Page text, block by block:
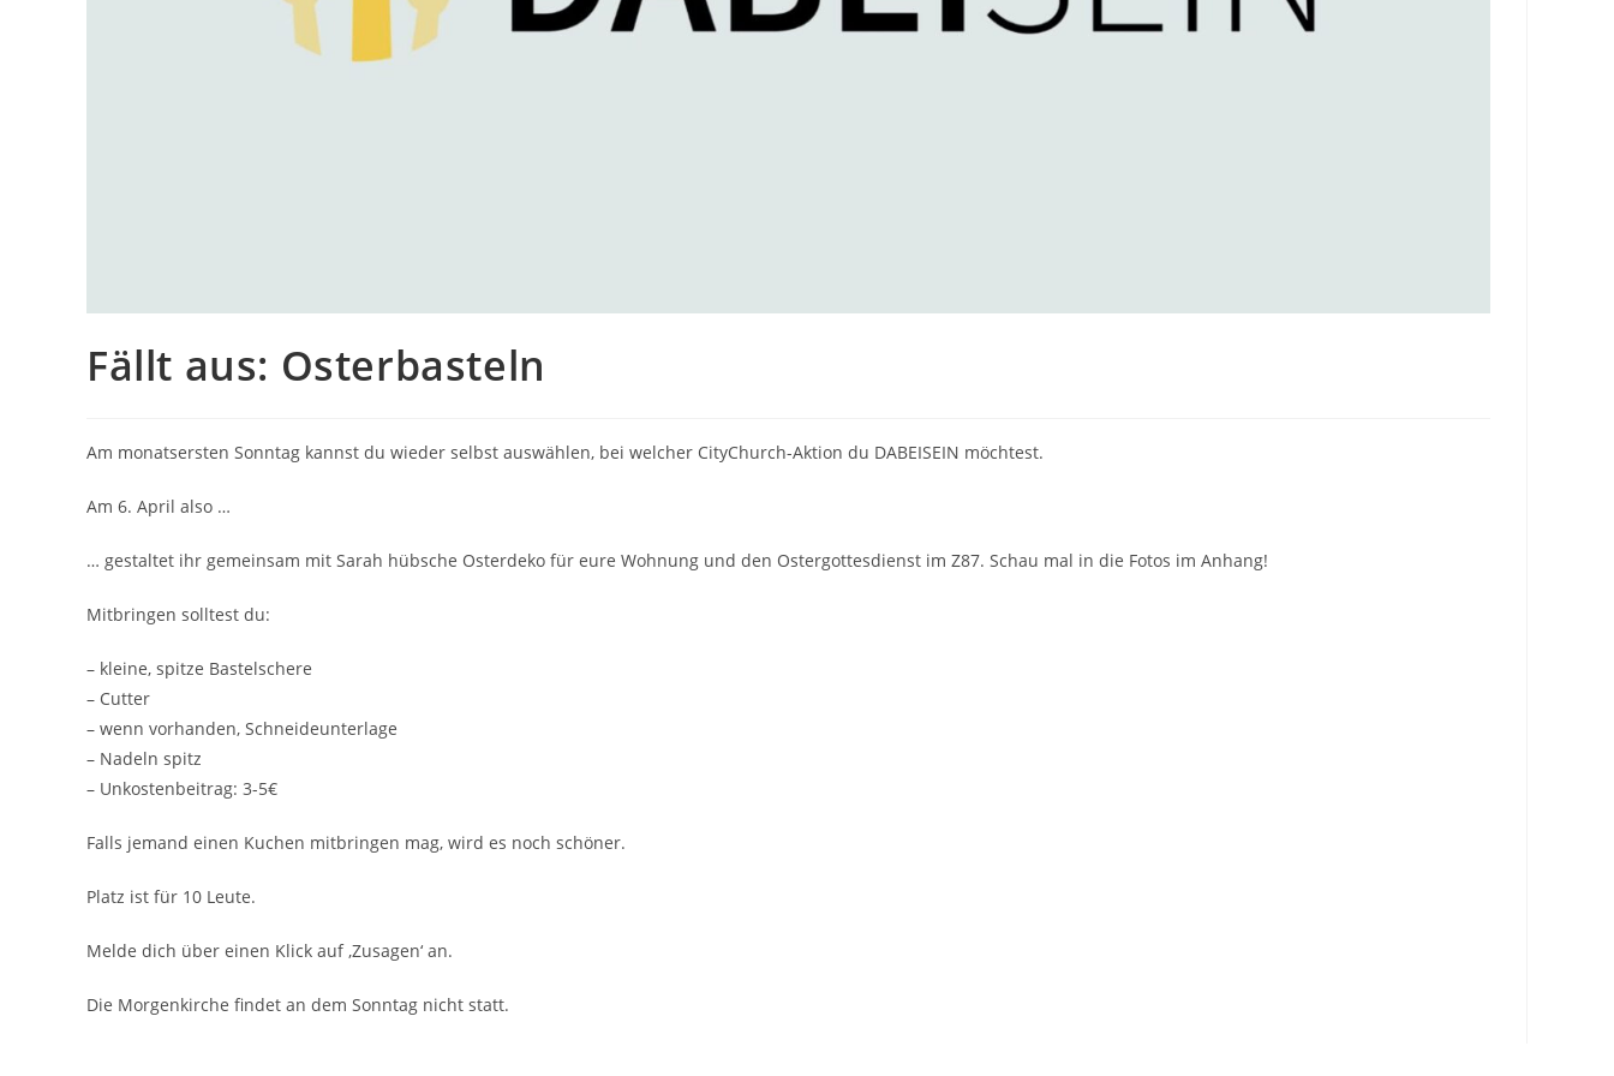
Fällt aus: Osterbasteln
Am monatsersten Sonntag kannst du wieder selbst auswählen, bei welcher CityChurch-Aktion du DABEISEIN möchtest.
Am 6. April also …
… gestaltet ihr gemeinsam mit Sarah hübsche Osterdeko für eure Wohnung und den Ostergottesdienst im Z87. Schau mal in die Fotos im Anhang!
Mitbringen solltest du:
– kleine, spitze Bastelschere
– ⁠Cutter
– ⁠wenn vorhanden, Schneideunterlage
– ⁠Nadeln spitz
– Unkostenbeitrag: 3-5€
Falls jemand einen Kuchen mitbringen mag, wird es noch schöner.
Platz ist für 10 Leute.
Melde dich über einen Klick auf ‚Zusagen‘ an.
Die Morgenkirche findet an dem Sonntag nicht statt.